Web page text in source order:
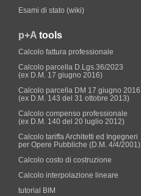
Esami di stato (wiki)
p+A tools
Calcolo fattura professionale
Calcolo parcella D.Lgs.36/2023
(ex D.M. 17 giugno 2016)
Calcolo parcella DM 17 giugno 2016
(ex D.M. 143 del 31 ottobre 2013)
Calcolo compenso professionale
(ex D.M. 140 del 20 luglio 2012)
Calcolo tariffa Architetti ed Ingegneri
per Opere Pubbliche (D.M. 4/4/2001)
Calcolo costo di costruzione
Calcolo interpolazione lineare
tutorial BIM